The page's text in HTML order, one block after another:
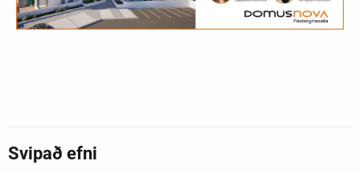
Svipað efni